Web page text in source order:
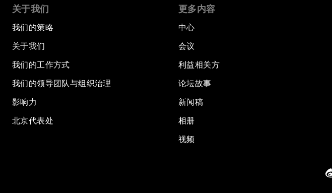
关于我们
我们的策略
关于我们
我们的工作方式
我们的领导团队与组织治理
影响力
北京代表处
更多内容
中心
会议
利益相关方
论坛故事
新闻稿
相册
视频